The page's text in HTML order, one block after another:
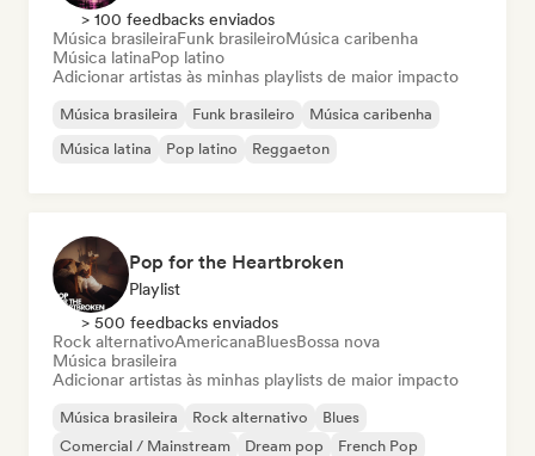
> 100 feedbacks enviados
Música brasileiraFunk brasileiroMúsica caribenha
Música latinaPop latino
Adicionar artistas às minhas playlists de maior impacto
Música brasileira Funk brasileiro
Música caribenha
Música latina
Pop latino Reggaeton
Pop for the Heartbroken
Playlist
> 500 feedbacks enviados
Rock alternativoAmericanaBluesBossa nova
Música brasileira
Adicionar artistas às minhas playlists de maior impacto
Música brasileira Rock alternativo
Blues
Comercial / Mainstream
Dream pop
French Pop